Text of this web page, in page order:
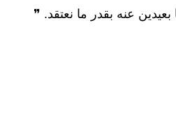
عنه بقدر ما نعتقد. ❞